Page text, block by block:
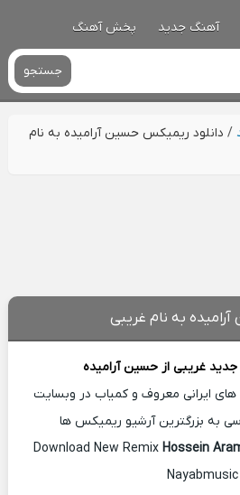
آهنگ جدید پخش آهنگ
جستجو
/ دانلود ریمیکس حسین آرامیده به نام
به نام غریبی
جدید غریبی ازحسین آرامیده
های ایرانی معروف و کمیاب در وبسایت
به بزرگترین آرشیو ریمیکس ها
Download New Remix Hossein
Nayabmusic